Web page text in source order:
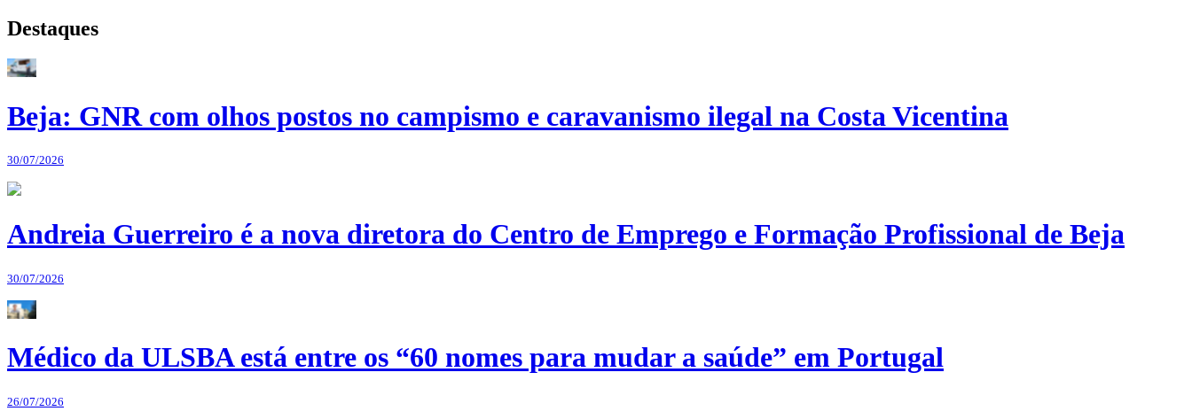
Destaques
Beja: GNR com olhos postos no campismo e caravanismo ilegal na Costa Vicentina
30/07/2026
Andreia Guerreiro é a nova diretora do Centro de Emprego e Formação Profissional de Beja
30/07/2026
Médico da ULSBA está entre os “60 nomes para mudar a saúde” em Portugal
26/07/2026